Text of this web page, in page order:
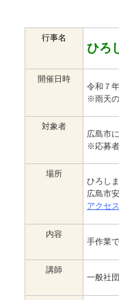
行事名
ひろ
開催日時
令和７
※雨天
対象者
広島市
※応募
場所
ひろし
広島市
アクセス
内容
手作業
講師
一般社